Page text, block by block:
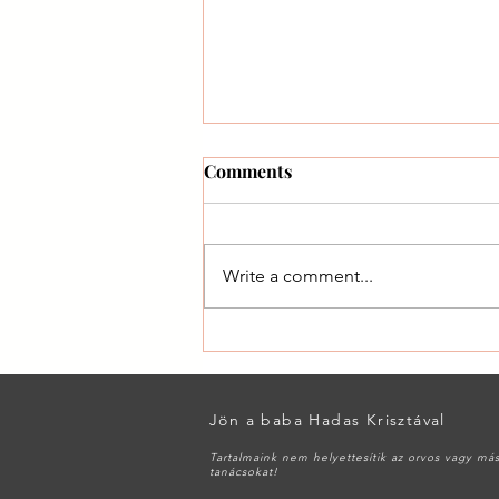
Comments
Write a comment...
Jön a baba Hadas Krisztával
Tartalmaink nem helyettesítik az orvos vagy
tanácsokat!